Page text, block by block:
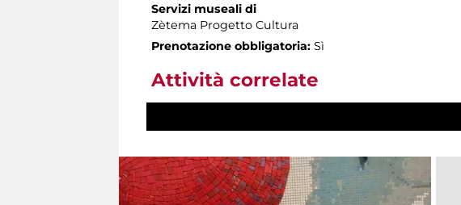
Servizi museali di
Zètema Progetto Cultura
Prenotazione obbligatoria: Sì
Attività correlate